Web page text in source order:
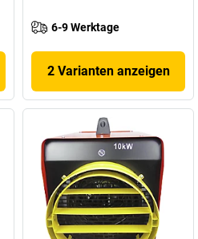
6-9 Werktage
2 Varianten anzeigen